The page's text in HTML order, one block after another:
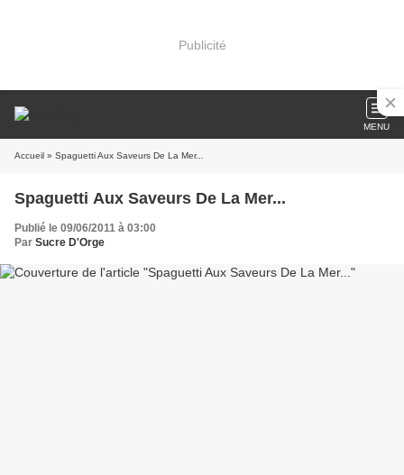
Publicité
MENU
Accueil » Spaguetti Aux Saveurs De La Mer...
Spaguetti Aux Saveurs De La Mer...
Publié le 09/06/2011 à 03:00
Par Sucre D'Orge